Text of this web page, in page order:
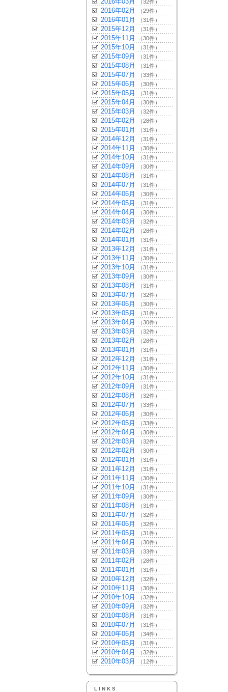
（32件）
2016年02月 （29件）
2016年01月 （31件）
2015年12月 （31件）
2015年11月 （30件）
2015年10月 （31件）
2015年09月 （31件）
2015年08月 （31件）
2015年07月 （33件）
2015年06月 （30件）
2015年05月 （31件）
2015年04月 （30件）
2015年03月 （32件）
2015年02月 （28件）
2015年01月 （31件）
2014年12月 （31件）
2014年11月 （30件）
2014年10月 （31件）
2014年09月 （30件）
2014年08月 （31件）
2014年07月 （31件）
2014年06月 （30件）
2014年05月 （31件）
2014年04月 （30件）
2014年03月 （32件）
2014年02月 （28件）
2014年01月 （31件）
2013年12月 （31件）
2013年11月 （30件）
2013年10月 （31件）
2013年09月 （30件）
2013年08月 （31件）
2013年07月 （32件）
2013年06月 （30件）
2013年05月 （31件）
2013年04月 （30件）
2013年03月 （32件）
2013年02月 （28件）
2013年01月 （31件）
2012年12月 （31件）
2012年11月 （30件）
2012年10月 （31件）
2012年09月 （31件）
2012年08月 （32件）
2012年07月 （33件）
2012年06月 （30件）
2012年05月 （33件）
2012年04月 （30件）
2012年03月 （32件）
2012年02月 （30件）
2012年01月 （31件）
2011年12月 （31件）
2011年11月 （30件）
2011年10月 （31件）
2011年09月 （30件）
2011年08月 （31件）
2011年07月 （32件）
2011年06月 （32件）
2011年05月 （31件）
2011年04月 （30件）
2011年03月 （33件）
2011年02月 （28件）
2011年01月 （31件）
2010年12月 （32件）
2010年11月 （30件）
2010年10月 （32件）
2010年09月 （32件）
2010年08月 （31件）
2010年07月 （31件）
2010年06月 （34件）
2010年05月 （31件）
2010年04月 （32件）
2010年03月 （12件）
LINKS